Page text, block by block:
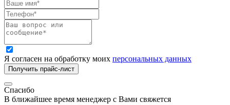
Я согласен на обработку моих персональных данных
Получить прайс-лист
Спасибо
В ближайшее время менеджер с Вами свяжется